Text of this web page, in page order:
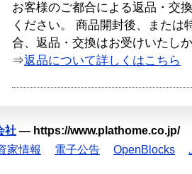
お客様のご都合による返品・交
ください。 商品開封後、または
合、返品・交換はお受けいたし
⇒返品について詳しくはこちら
社 — https://www.plathome.co.jp/
家情報 電子公告 OpenBlocks